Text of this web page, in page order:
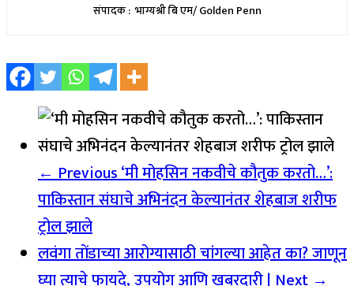
संपादक : भाग्यश्री बि एम/ Golden Penn
← Previous‘मी मोहसिन नकवीचे कौतुक करतो…’:
पाकिस्तान संघाचे अभिनंदन केल्यानंतर शेहबाज शरीफ
ट्रोल झाले
लवंगा तोंडाच्या आरोग्यासाठी चांगल्या आहेत का? जाणून
घ्या त्याचे फायदे, उपयोग आणि खबरदारी |Next →